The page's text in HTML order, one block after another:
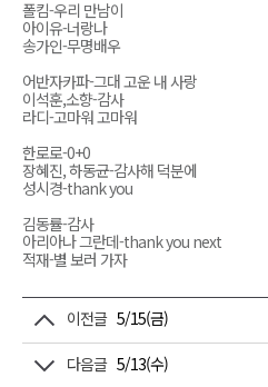
폴킴-우리 만남이
아이유-너랑나
송가인-무명배우
어반자카파-그대 고운 내 사랑
이석훈,소향-감사
라디-고마워 고마워
한로로-0+0
장혜진, 하동균-감사해 덕분에
성시경-thank you
김동률-감사
아리아나 그란데-thank you next
적재-별 보러 가자
이전글 5/15(금)
다음글 5/13(수)